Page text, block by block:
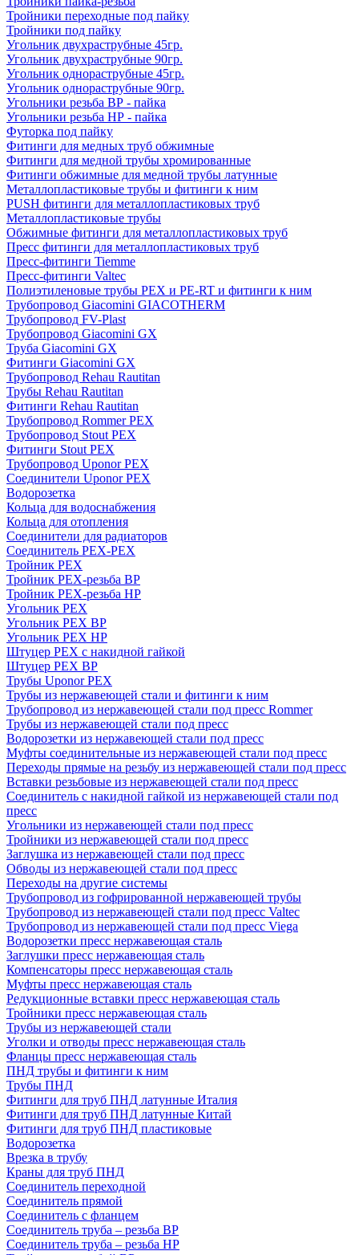
Тройники переходные под пайку
Тройники под пайку
Угольник двухраструбные 45гр.
Угольник двухраструбные 90гр.
Угольник однораструбные 45гр.
Угольник однораструбные 90гр.
Угольники резьба ВР - пайка
Угольники резьба НР - пайка
Футорка под пайку
Фитинги для медных труб обжимные
Фитинги для медной трубы хромированные
Фитинги обжимные для медной трубы латунные
Металлопластиковые трубы и фитинги к ним
PUSH фитинги для металлопластиковых труб
Металлопластиковые трубы
Обжимные фитинги для металлопластиковых труб
Пресс фитинги для металлопластиковых труб
Пресс-фитинги Tiemme
Пресс-фитинги Valtec
Полиэтиленовые трубы PEX и PE-RT и фитинги к ним
Трубопровод Giacomini GIACOTHERM
Трубопровод FV-Plast
Трубопровод Giacomini GX
Труба Giacomini GX
Фитинги Giacomini GX
Трубопровод Rehau Rautitan
Трубы Rehau Rautitan
Фитинги Rehau Rautitan
Трубопровод Rommer PEX
Трубопровод Stout PEX
Фитинги Stout PEX
Трубопровод Uponor PEX
Соединители Uponor PEX
Водорозетка
Кольца для водоснабжения
Кольца для отопления
Соединители для радиаторов
Соединитель PEX-PEX
Тройник PEX
Тройник PEX-резьба ВР
Тройник PEX-резьба НР
Угольник PEX
Угольник PEX ВР
Угольник PEX НР
Штуцер PEX c накидной гайкой
Штуцер PEX ВР
Трубы Uponor PEX
Трубы из нержавеющей стали и фитинги к ним
Трубопровод из нержавеющей стали под пресс Rommer
Трубы из нержавеющей стали под пресс
Водорозетки из нержавеющей стали под пресс
Муфты соединительные из нержавеющей стали под пресс
Переходы прямые на резьбу из нержавеющей стали под пресс
Вставки резьбовые из нержавеющей стали под пресс
Соединитель с накидной гайкой из нержавеющей стали под
пресс
Угольники из нержавеющей стали под пресс
Тройники из нержавеющей стали под пресс
Заглушка из нержавеющей стали под пресс
Обводы из нержавеющей стали под пресс
Переходы на другие системы
Трубопровод из гофрированной нержавеющей трубы
Трубопровод из нержавеющей стали под пресс Valtec
Трубопровод из нержавеющей стали под пресс Viega
Водорозетки пресс нержавеющая сталь
Заглушки пресс нержавеющая сталь
Компенсаторы пресс нержавеющая сталь
Муфты пресс нержавеющая сталь
Редукционные вставки пресс нержавеющая сталь
Тройники пресс нержавеющая сталь
Трубы из нержавеющей стали
Уголки и отводы пресс нержавеющая сталь
Фланцы пресс нержавеющая сталь
ПНД трубы и фитинги к ним
Трубы ПНД
Фитинги для труб ПНД латунные Италия
Фитинги для труб ПНД латунные Китай
Фитинги для труб ПНД пластиковые
Водорозетка
Врезка в трубу
Краны для труб ПНД
Соединитель переходной
Соединитель прямой
Соединитель с фланцем
Соединитель труба – резьба ВР
Соединитель труба – резьба НР